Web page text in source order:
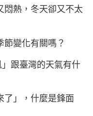
悶熱，冬天卻又不太
節變化有關嗎？
跟臺灣的天氣有什
了」，什麼是鋒面